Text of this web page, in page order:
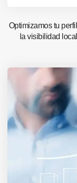
Optimizamos tu
la visibilidad